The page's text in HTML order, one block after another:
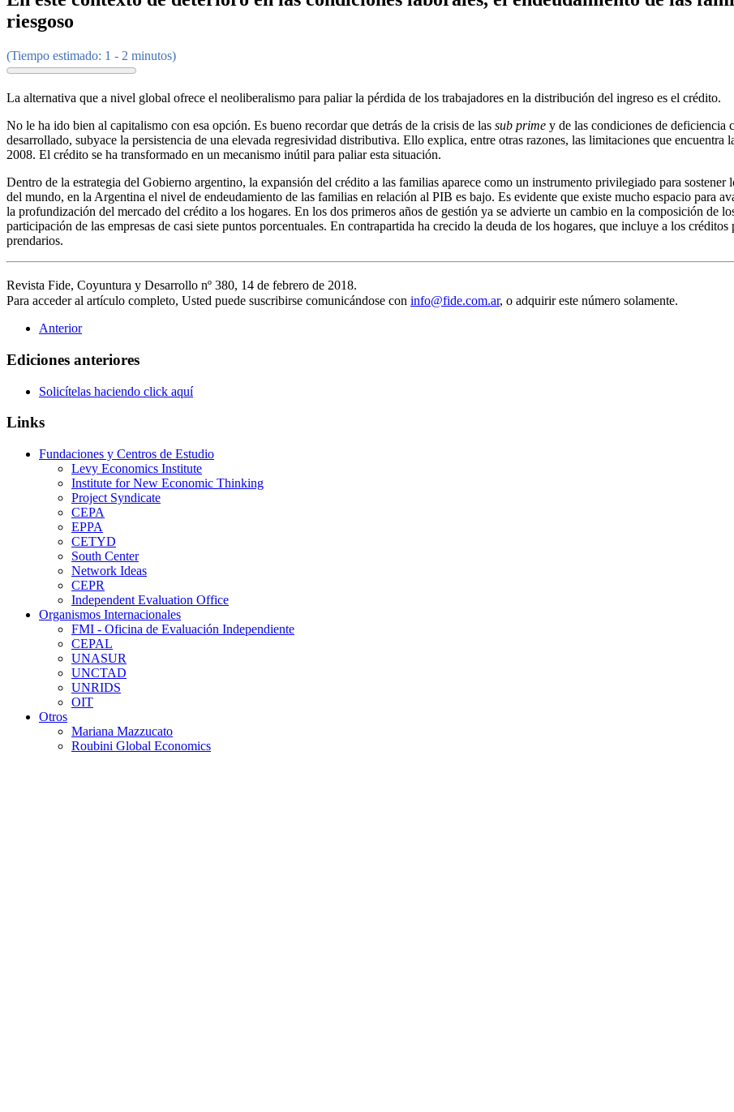
riesgoso
(Tiempo estimado: 1 - 2 minutos)
La alternativa que a nivel global ofrece el neoliberalismo para paliar la pérdida de los trabajadores en la distribución del ingreso es el crédito.
No le ha ido bien al capitalismo con esa opción. Es bueno recordar que detrás de la crisis de las sub prime y de las condiciones de deficiencia
desarrollado, subyace la persistencia de una elevada regresividad distributiva. Ello explica, entre otras razones, las limitaciones que
2008. El crédito se ha transformado en un mecanismo inútil para paliar esta situación.
Dentro de la estrategia del Gobierno argentino, la expansión del crédito a las familias aparece como un instrumento privilegiado para
del mundo, en la Argentina el nivel de endeudamiento de las familias en relación al PIB es bajo. Es evidente que existe mucho espacio para
la profundización del mercado del crédito a los hogares. En los dos primeros años de gestión ya se advierte un cambio en la composición de
participación de las empresas de casi siete puntos porcentuales. En contrapartida ha crecido la deuda de los hogares, que incluye a los
prendarios.
Revista Fide, Coyuntura y Desarrollo nº 380, 14 de febrero de 2018.
Para acceder al artículo completo, Usted puede suscribirse comunicándose con info@fide.com.ar, o adquirir este número solamente.
Anterior
Ediciones anteriores
Solicítelas haciendo click aquí
Links
Fundaciones y Centros de Estudio
Levy Economics Institute
Institute for New Economic Thinking
Project Syndicate
CEPA
EPPA
CETYD
South Center
Network Ideas
CEPR
Independent Evaluation Office
Organismos Internacionales
FMI - Oficina de Evaluación Independiente
CEPAL
UNASUR
UNCTAD
UNRIDS
OIT
Otros
Mariana Mazzucato
Roubini Global Economics